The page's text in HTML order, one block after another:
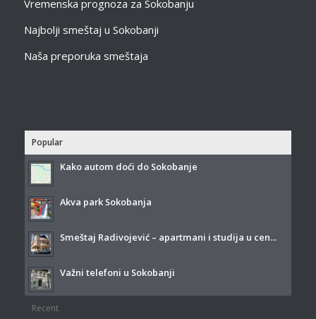
Vremenska prognoza za Sokobanju
Najbolji smeštaj u Sokobanji
Naša preporuka smeštaja
Popular
Kako autom doći do Sokobanje
Akva park Sokobanja
Smeštaj Radivojević – apartmani i studija u cen...
Važni telefoni u Sokobanji
Recent